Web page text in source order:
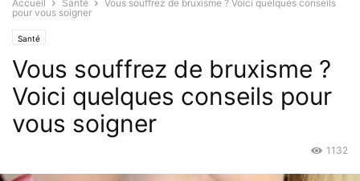
Accueil Santé
Vous souffrez de bruxisme ? Voici quelques conseils
pour vous soigner
Santé
Vous souffrez de bruxisme ?
Voici quelques conseils pour
vous soigner
1132